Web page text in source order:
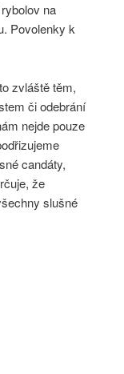
na
Povolenky k
zvláště těm,
či odebrání
nejde pouze
candáty,
že
slušné